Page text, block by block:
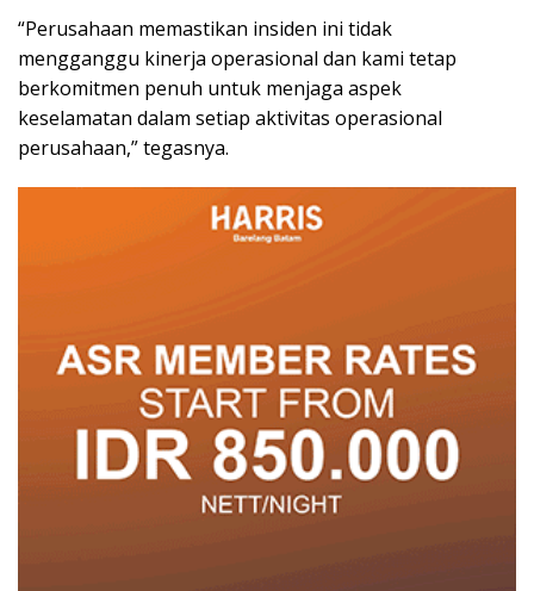
“Perusahaan memastikan insiden ini tidak
mengganggu kinerja operasional dan kami tetap
berkomitmen penuh untuk menjaga aspek
keselamatan dalam setiap aktivitas operasional
perusahaan,” tegasnya.